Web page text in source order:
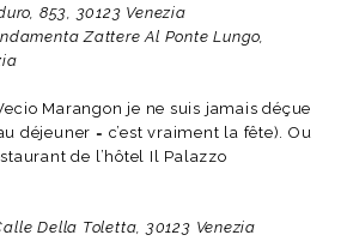
853, 30123 Venezia
Zattere Al Ponte Lungo,
Marangon je ne suis jamais déçue
déjeuner = c’est vraiment la fête). Ou
de l’hôtel Il Palazzo
Della Toletta, 30123 Venezia